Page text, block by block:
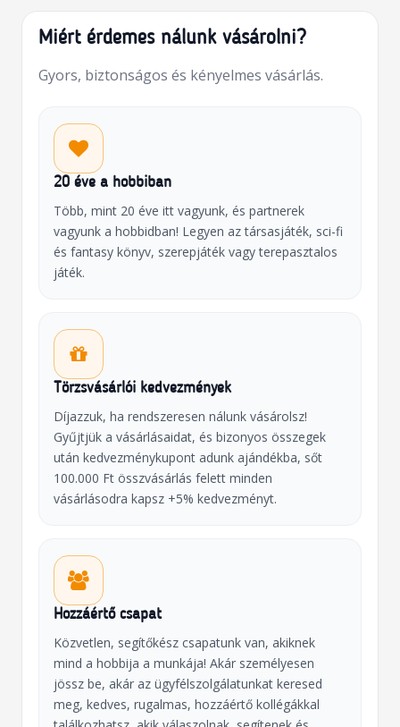
Miért érdemes nálunk vásárolni?
Gyors, biztonságos és kényelmes vásárlás.
20 éve a hobbiban
Több, mint 20 éve itt vagyunk, és partnerek
vagyunk a hobbidban! Legyen az társasjáték, sci-fi
és fantasy könyv, szerepjáték vagy terepasztalos
játék.
Törzsvásárlói kedvezmények
Díjazzuk, ha rendszeresen nálunk vásárolsz!
Gyűjtjük a vásárlásaidat, és bizonyos összegek
után kedvezménykupont adunk ajándékba, sőt
100.000 Ft összvásárlás felett minden
vásárlásodra kapsz +5% kedvezményt.
Hozzáértő csapat
Közvetlen, segítőkész csapatunk van, akiknek
mind a hobbija a munkája! Akár személyesen
jössz be, akár az ügyfélszolgálatunkat keresed
meg, kedves, rugalmas, hozzáértő kollégákkal